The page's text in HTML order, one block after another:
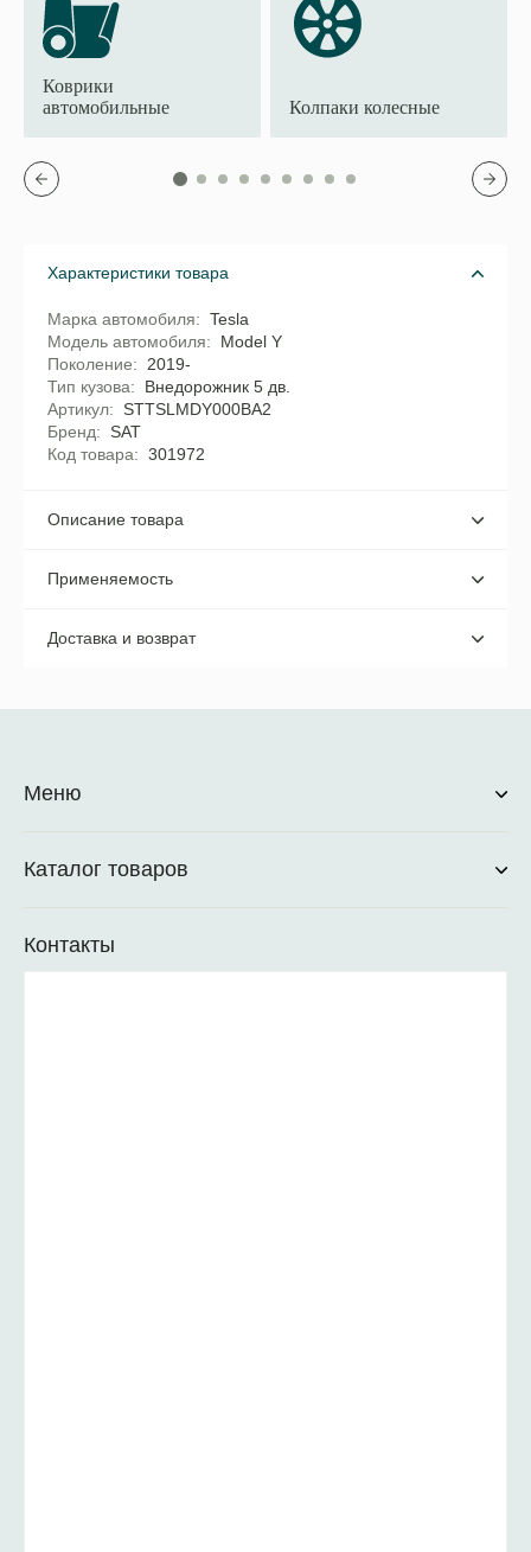
Коврики
автомобильные
Колпаки колесные
Характеристики товара
Марка автомобиля
Tesla
Модель автомобиля
Model Y
Поколение
2019-
Тип кузова
Внедорожник 5 дв.
Артикул
STTSLMDY000BA2
Бренд
SAT
Код товара
301972
Описание товара
Применяемость
Доставка и возврат
Меню
Каталог товаров
Контакты